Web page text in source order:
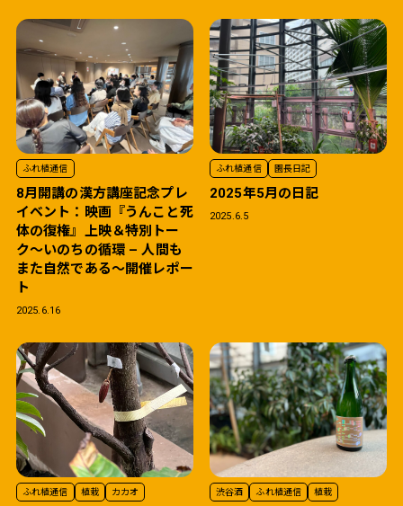
ふれ植通信
8月開講の漢方講座記念プレ
イベント：映画『うんこと死
体の復権』上映＆特別トー
ク〜いのちの循環 – 人間も
また自然である〜開催レポー
ト
2025.6.16
ふれ植通信 園長日記
2025年5月の日記
2025.6.5
ふれ植通信 植栽 カカオ 渋谷酒 ふれ植通信 植栽